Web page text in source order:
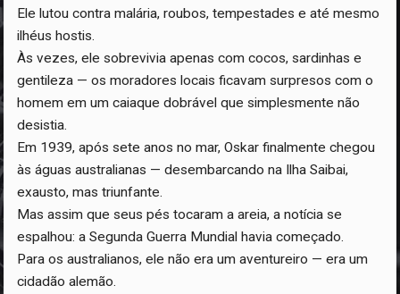
Ele lutou contra malária, roubos, tempestades e até mesmo
ilhéus hostis.
Às vezes, ele sobrevivia apenas com cocos, sardinhas e
gentileza — os moradores locais ficavam surpresos com o
homem em um caiaque dobrável que simplesmente não
desistia.
Em 1939, após sete anos no mar, Oskar finalmente chegou
às águas australianas — desembarcando na Ilha Saibai,
exausto, mas triunfante.
Mas assim que seus pés tocaram a areia, a notícia se
espalhou: a Segunda Guerra Mundial havia começado.
Para os australianos, ele não era um aventureiro — era um
cidadão alemão.